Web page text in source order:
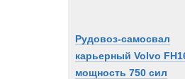
Рудовоз-самосвал
карьерный Volvo
мощность 750 сил